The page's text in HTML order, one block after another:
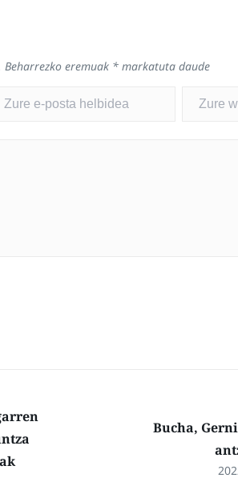
Beharrezko eremuak * markatuta daude
Bucha,